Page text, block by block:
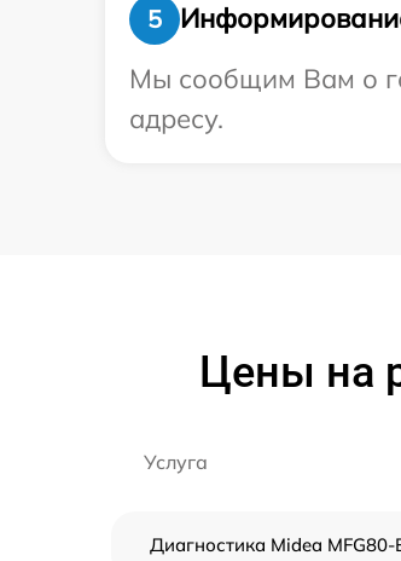
5
Мы сообщим Вам о
адресу.
Цены на
Услуга
Диагностика Midea MFG80-